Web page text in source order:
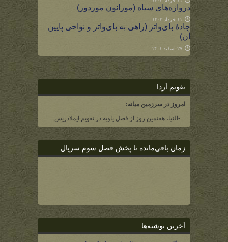
دروازه‌های سیاه (مورانون موردور)
۱۱ خرداد ۱۴۰۳
جادۀ بای‌واتر (راهی به بای‌واتر و نواحی پایین
آن)
۲۷ اسفند ۱۴۰۱
تقویم آردا
امروز در سرزمین میانه:
-النیا، هفتمین روز از فصل یاویه در تقویم ایملادریس.
زمان باقی‌مانده تا پخش فصل سوم سریال
آخرین نوشته‌ها